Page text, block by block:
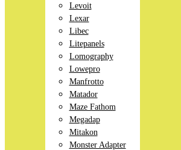
Levoit
Lexar
Libec
Litepanels
Lomography
Lowepro
Manfrotto
Matador
Maze Fathom
Megadap
Mitakon
Monster Adapter